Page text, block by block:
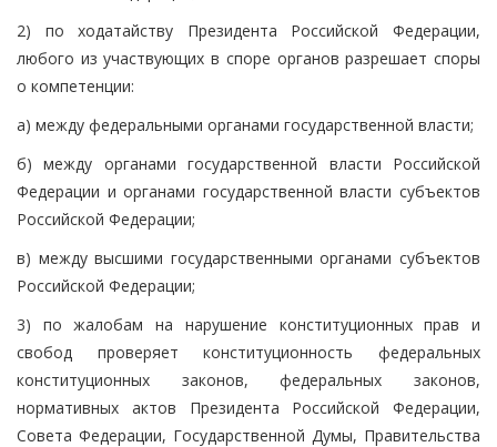
2) по ходатайству Президента Российской Федерации,
любого из участвующих в споре органов разрешает споры
о компетенции:
а) между федеральными органами государственной власти;
б) между органами государственной власти Российской
Федерации и органами государственной власти субъектов
Российской Федерации;
в) между высшими государственными органами субъектов
Российской Федерации;
3) по жалобам на нарушение конституционных прав и
свобод проверяет конституционность федеральных
конституционных законов, федеральных законов,
нормативных актов Президента Российской Федерации,
Совета Федерации, Государственной Думы, Правительства